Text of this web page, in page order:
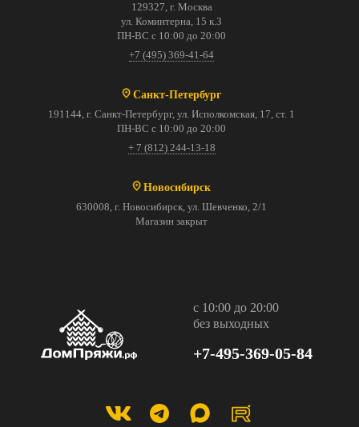
129327, г. Москва
ул. Коминтерна, 15 к.3
ПН-ВС с 10:00 до 20:00
+7 (495) 369-41-64
Санкт-Петербург
191144, г. Санкт-Петербург, ул. Исполкомская, 17, ст. 1
ПН-ВС с 10:00 до 20:00
+ 7 (812) 244-13-18
Новосибирск
630008, г. Новосибирск, ул. Шевченко, 2/1
Магазин закрыт
с 10:00 до 20:00
без выходных
+7-495-369-05-84